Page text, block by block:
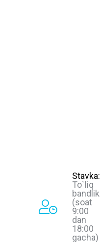
Stavka:
To`liq
bandlik
(soat
9:00
dan
18:00
gacha)